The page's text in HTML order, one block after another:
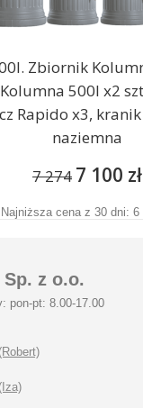
Zbiornik
500l x2
Rapido x3,
naziemna
7 274 7 100 zł
Najniższa cena z 30 dni: 6
z o.o.
pon-pt: 8.00-17.00